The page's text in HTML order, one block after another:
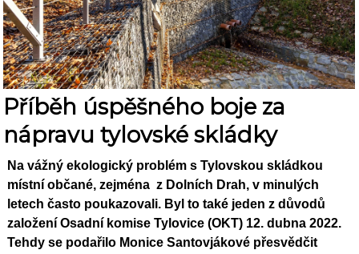
Příběh úspěšného boje za
nápravu tylovské skládky
Na vážný ekologický problém s Tylovskou skládkou
místní občané, zejména z Dolních Drah, v minulých
letech často poukazovali. Byl to také jeden z důvodů
založení Osadní komise Tylovice (OKT) 12. dubna 2022.
Tehdy se podařilo Monice Santovjákové přesvědčit